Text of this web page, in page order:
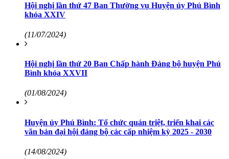
Hội nghị lần thứ 47 Ban Thường vụ Huyện ủy Phú Bình
khóa XXIV
(11/07/2024)
Hội nghị lần thứ 20 Ban Chấp hành Đảng bộ huyện Phú
Bình khóa XXVII
(01/08/2024)
Huyện ủy Phú Bình: Tổ chức quán triệt, triển khai các
văn bản đại hội đảng bộ các cấp nhiệm kỳ 2025 - 2030
(14/08/2024)